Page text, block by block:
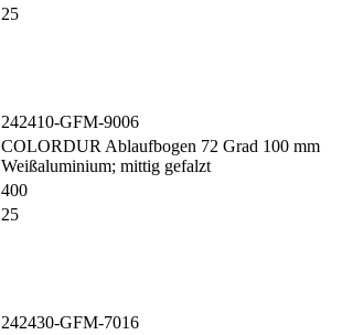
25
242410-GFM-9006
COLORDUR Ablaufbogen 72 Grad 100 mm
Weißaluminium; mittig gefalzt
400
25
242430-GFM-7016